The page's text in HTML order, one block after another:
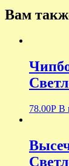
Вам
78.00Р В